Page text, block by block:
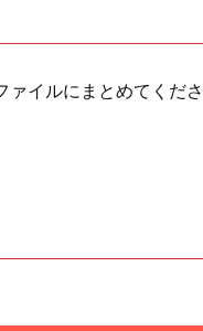
ァイルにまとめてくだ